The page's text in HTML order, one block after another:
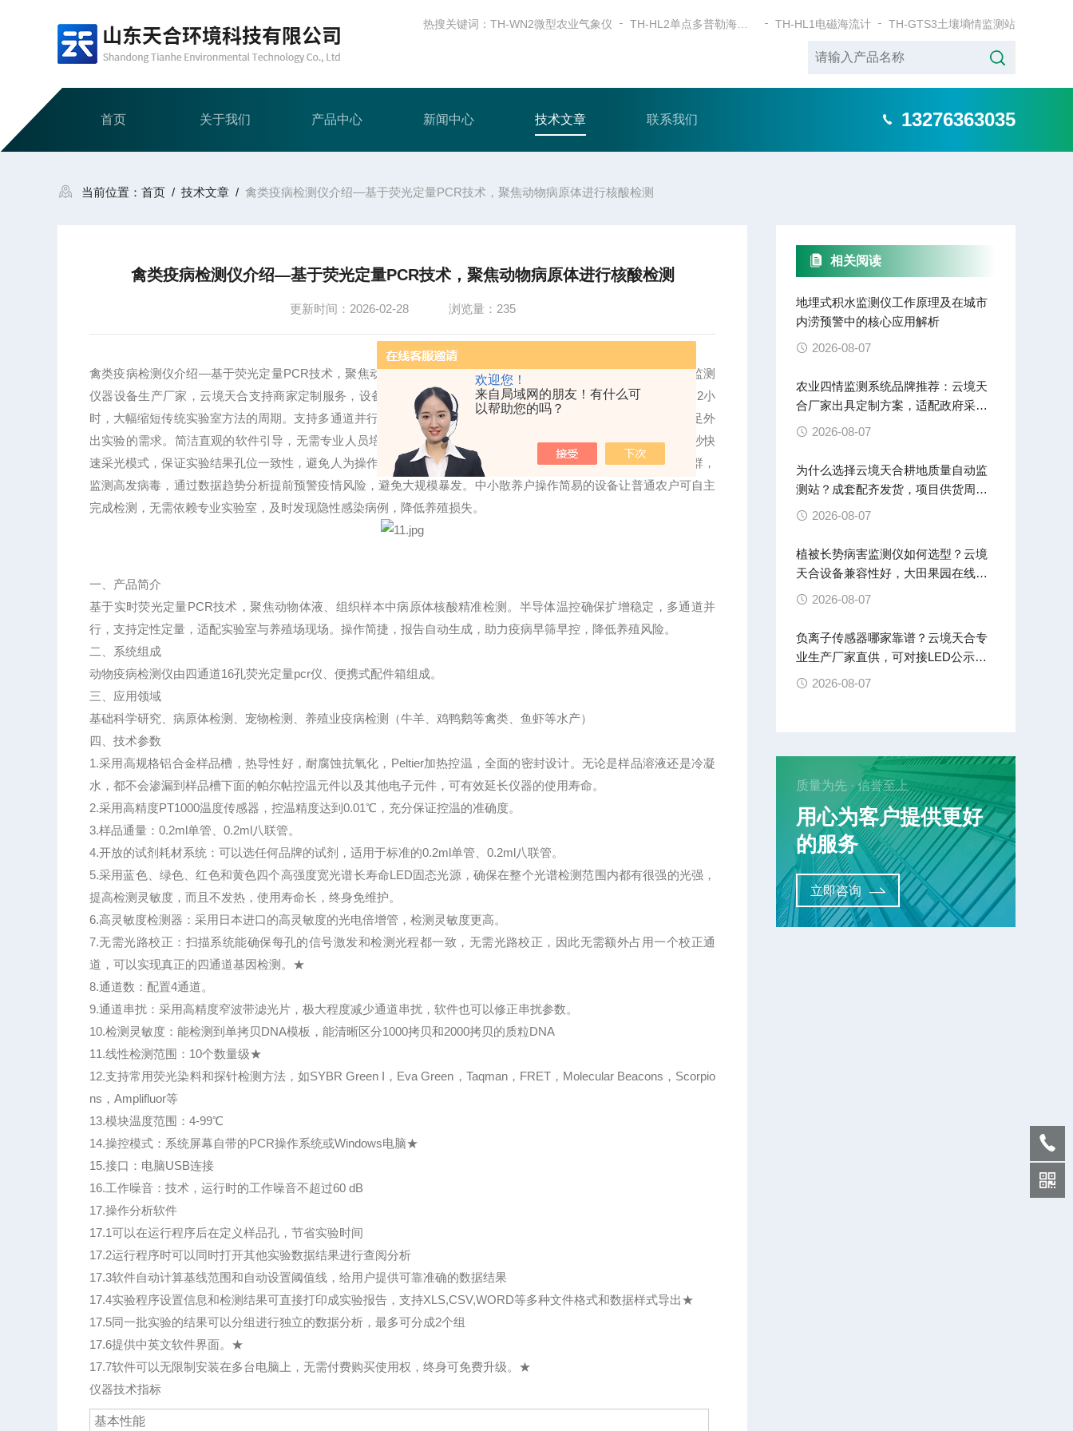
欢迎您！
来自局域网的朋友！有什么可
以帮助您的吗？
热搜关键词： TH-WN2微型农业气象仪 TH-HL1电磁海流计 TH-GTS3土壤墒情监测站
首页 关于我们 产品中心 新闻中心 技术文章 联系我们 13276363035
当前位置： 首页 / 技术文章 / 禽类疫病检测仪介绍—基于荧光定量PCR技术，聚焦动物病原体进行核酸检测
禽类疫病检测仪介绍—基于荧光定量PCR技术，聚焦动物病原体进行核酸检测
更新时间：2026-02-28 浏览量：235
禽类疫病检测仪介绍—基于荧光定量PCR技术，聚焦动物病原体进行核酸检测【型号推荐：TH-YB416，气象环境监测
仪器设备生产厂家，云境天合支持商家定制服务，设备选择山东云境天合您放心】快速检测检测时间通常只需1至2小
时，大幅缩短传统实验室方法的周期。支持多通道并行检测，提高检测效率。仪器体积小、重量轻，易于携带，满足外
出实验的需求。简洁直观的软件引导，无需专业人员培训即可快速上手，降低基层使用门槛。整板快速采光整板3秒快
速采光模式，保证实验结果孔位一致性，避免人为操作误差。检测范围规模化养殖场用于定期抽检鸡群、鸭群、鹅群，
监测高发病毒，通过数据趋势分析提前预警疫情风险，避免大规模暴发。中小散养户操作简易的设备让普通农户可自主
完成检测，无需依赖专业实验室，及时发现隐性感染病例，降低养殖损失。
一、产品简介
基于实时荧光定量PCR技术，聚焦动物体液、组织样本中病原体核酸精准检测。半导体温控确保扩增稳定，多通道并
行，支持定性定量，适配实验室与养殖场现场。操作简捷，报告自动生成，助力疫病早筛早控，降低养殖风险。
二、系统组成
动物疫病检测仪由四通道16孔荧光定量pcr仪、便携式配件箱组成。
三、应用领域
基础科学研究、病原体检测、宠物检测、养殖业疫病检测（牛羊、鸡鸭鹅等禽类、鱼虾等水产）
四、技术参数
1.采用高规格铝合金样品槽，热导性好，耐腐蚀抗氧化，Peltier加热控温，全面的密封设计。无论是样品溶液还是冷凝
水，都不会渗漏到样品槽下面的帕尔帖控温元件以及其他电子元件，可有效延长仪器的使用寿命。
2.采用高精度PT1000温度传感器，控温精度达到0.01℃，充分保证控温的准确度。
3.样品通量：0.2ml单管、0.2ml八联管。
4.开放的试剂耗材系统：可以选任何品牌的试剂，适用于标准的0.2ml单管、0.2ml八联管。
5.采用蓝色、绿色、红色和黄色四个高强度宽光谱长寿命LED固态光源，确保在整个光谱检测范围内都有很强的光强，
提高检测灵敏度，而且不发热，使用寿命长，终身免维护。
6.高灵敏度检测器：采用日本进口的高灵敏度的光电倍增管，检测灵敏度更高。
7.无需光路校正：扫描系统能确保每孔的信号激发和检测光程都一致，无需光路校正，因此无需额外占用一个校正通
道，可以实现真正的四通道基因检测。★
8.通道数：配置4通道。
9.通道串扰：采用高精度窄波带滤光片，极大程度减少通道串扰，软件也可以修正串扰参数。
10.检测灵敏度：能检测到单拷贝DNA模板，能清晰区分1000拷贝和2000拷贝的质粒DNA
11.线性检测范围：10个数量级★
12.支持常用荧光染料和探针检测方法，如SYBR Green I，Eva Green，Taqman，FRET，Molecular Beacons，Scorpio
ns，Amplifluor等
13.模块温度范围：4-99℃
14.操控模式：系统屏幕自带的PCR操作系统或Windows电脑★
15.接口：电脑USB连接
16.工作噪音：技术，运行时的工作噪音不超过60 dB
17.操作分析软件
17.1可以在运行程序后在定义样品孔，节省实验时间
17.2运行程序时可以同时打开其他实验数据结果进行查阅分析
17.3软件自动计算基线范围和自动设置阈值线，给用户提供可靠准确的数据结果
17.4实验程序设置信息和检测结果可直接打印成实验报告，支持XLS,CSV,WORD等多种文件格式和数据样式导出★
17.5同一批实验的结果可以分组进行独立的数据分析，最多可分成2个组
17.6提供中英文软件界面。★
17.7软件可以无限制安装在多台电脑上，无需付费购买使用权，终身可免费升级。★
仪器技术指标
基本性能
相关阅读
地埋式积水监测仪工作原理及在城市
内涝预警中的核心应用解析
2026-08-07
农业四情监测系统品牌推荐：云境天
合厂家出具定制方案，适配政府采购
招投标
2026-08-07
为什么选择云境天合耕地质量自动监
测站？成套配齐发货，项目供货周期
稳定
2026-08-07
植被长势病害监测仪如何选型？云境
天合设备兼容性好，大田果园在线监
测
2026-08-07
负离子传感器哪家靠谱？云境天合专
业生产厂家直供，可对接LED公示屏
云平台
2026-08-07
质量为先 · 信誉至上
用心为客户提供更好
的服务
立即咨询